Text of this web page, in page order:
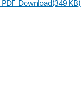
PDF-Download(349 KB)